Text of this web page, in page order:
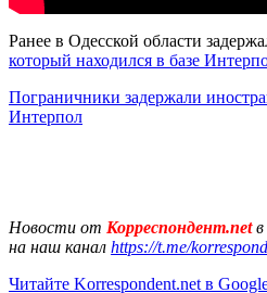
Ранее в Одесской области
который находился в базе
Пограничники задержали
Интерпол
Новости от Корреспондент.net
на наш канал https://t.me/
Читайте Korrespondent.net в